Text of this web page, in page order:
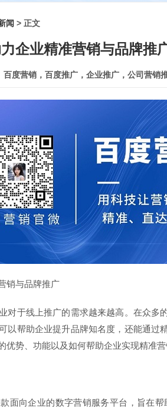
闻 > 正文
企业精准营销与品牌推
百度营销，百度推广，企业推广，公司营销
销与品牌推广
对于线上推广的需求越来越高。在众多
以帮助企业提升品牌知名度，还能通过
势、功能以及如何帮助企业实现精准营
面向企业的数字营销服务平台，旨在帮